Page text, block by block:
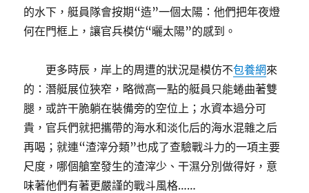
的水下，艇員隊會按期“造”一個太陽：他們把年夜燈
何在門框上，讓官兵模仿“曬太陽”的感到。
更多時辰，岸上的周遭的狀況是模仿不包養網來
的：潛艇展位狹窄，略微高一點的艇員只能蜷曲著雙
腿，或許干脆躺在裝備旁的空位上；水資本過分可
貴，官兵們就把攜帶的海水和淡化后的海水混雜之后
再喝；就連“渣滓分類”也成了查驗戰斗力的一項主要
尺度，哪個艙室發生的渣滓少、干濕分別做得好，意
味著他們有著更嚴謹的戰斗風格……